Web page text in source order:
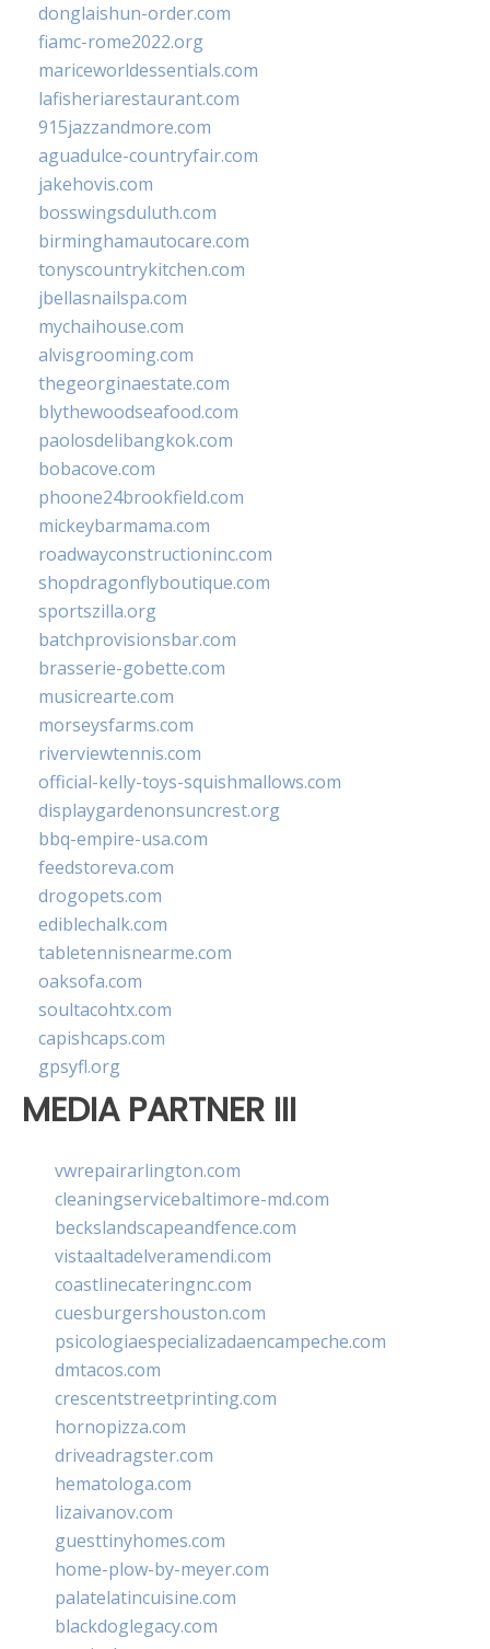
donglaishun-order.com
fiamc-rome2022.org
mariceworldessentials.com
lafisheriarestaurant.com
915jazzandmore.com
aguadulce-countryfair.com
jakehovis.com
bosswingsduluth.com
birminghamautocare.com
tonyscountrykitchen.com
jbellasnailspa.com
mychaihouse.com
alvisgrooming.com
thegeorginaestate.com
blythewoodseafood.com
paolosdelibangkok.com
bobacove.com
phoone24brookfield.com
mickeybarmama.com
roadwayconstructioninc.com
shopdragonflyboutique.com
sportszilla.org
batchprovisionsbar.com
brasserie-gobette.com
musicrearte.com
morseysfarms.com
riverviewtennis.com
official-kelly-toys-squishmallows.com
displaygardenonsuncrest.org
bbq-empire-usa.com
feedstoreva.com
drogopets.com
ediblechalk.com
tabletennisnearme.com
oaksofa.com
soultacohtx.com
capishcaps.com
gpsyfl.org
MEDIA PARTNER III
vwrepairarlington.com
cleaningservicebaltimore-md.com
beckslandscapeandfence.com
vistaaltadelveramendi.com
coastlinecateringnc.com
cuesburgershouston.com
psicologiaespecializadaencampeche.com
dmtacos.com
crescentstreetprinting.com
hornopizza.com
driveadragster.com
hematologa.com
lizaivanov.com
guesttinyhomes.com
home-plow-by-meyer.com
palatelatincuisine.com
blackdoglegacy.com